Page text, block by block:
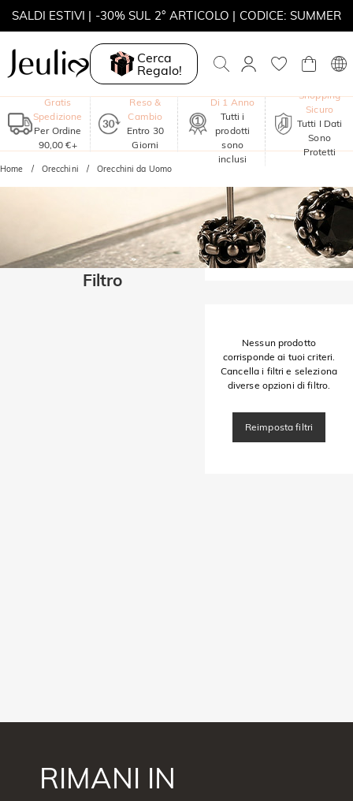
SALDI ESTIVI | -30% SUL 2° ARTICOLO | CODICE: SUMMER
MOVE MY WAY | ACQUISTA 3, COLLANA IN REGALO
Cerca
Regalo!
Gratis
Spedizione
Per Ordine
90,00 €+
Reso &
Cambio
Entro 30
Giorni
Di 1 Anno
Tutti i
prodotti
sono
inclusi
Shopping
Sicuro
Tutti I Dati
Sono
Protetti
Home Orecchini Orecchini da Uomo
Filtro
Nessun prodotto
corrisponde ai tuoi criteri.
Cancella i filtri e seleziona
diverse opzioni di filtro.
Reimposta filtri
RIMANI IN